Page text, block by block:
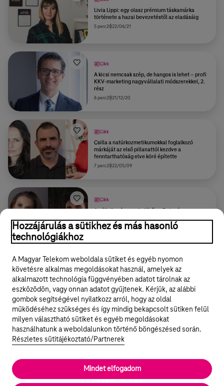
Livia Lippi: egy olasz prémium táskamárka
története a hazai bevezetéstől az eladásáig
5 perc2022/06/21
Cikk
A kicsi nemcsak szép, de hangos is lehet – profi
KKV-marketing nagyvállalati módszerekkel, 2.
rész
6 perc2021/12/20
Cikk
Csilla a natúrkozmetikumokkal foglalkozó
márkáját az első pillanattól kezdve a
fenntarthatóság elve köré építette
7 perc2022/05/09
Cikk
A vállalkozó nem akcióhős – Petra és az
hadseregtől a profi projektmenedzsmentig
További találatok betöltése
Legyél a Hello Biznisz közösség tagja!
REGISZTRÁLOK/BELÉPEK
© 2024 Magyar Telekom Nyrt.
Hozzájárulás a sütikhez és más hasonló
technológiákhoz
A Magyar Telekom weboldala sütiket és egyéb nyomon
követésre alkalmas megoldásokat használ, amelyek az
alkalmazott technológia függvényében adatot tárolnak az
eszközödön, vagy onnan adatot gyűjtenek. Kérjük, az alábbi
gombok segítségével nyilatkozz arról, hogy az oldal
működéséhez szükséges és így mindig bekapcsolt sütiken felül
milyen választható sütiket és egyéb megoldásokat
használhatunk a weboldalunkon történő böngészésed során.
Részletes sütitájékoztató/Partnerek
Mindet elfogadom